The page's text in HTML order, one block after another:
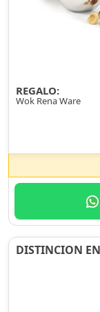
REGALO:
Wok Rena Ware
DISTINCION